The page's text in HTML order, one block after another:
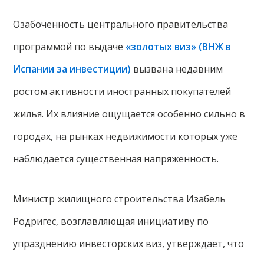
Озабоченность центрального правительства
программой по выдаче «золотых виз» (ВНЖ в
Испании за инвестиции) вызвана недавним
ростом активности иностранных покупателей
жилья. Их влияние ощущается особенно сильно в
городах, на рынках недвижимости которых уже
наблюдается существенная напряженность.
Министр жилищного строительства Изабель
Родригес, возглавляющая инициативу по
упразднению инвесторских виз, утверждает, что